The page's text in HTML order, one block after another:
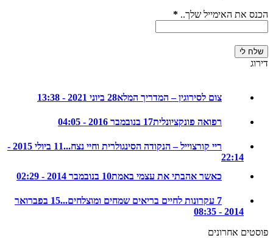
את האימייל שלך.. *
צום לסירוגין – המדריך המלא 28 ביוני 2021 - 13:38
רפואה פונקציונלית17 בנובמבר 2016 - 04:05
ריי קורצוייל – הנקודה הסינגולרית וחיי נצח...
11 ביולי 2015 -
כאשר אהבתי את עצמי באמת 10 בנובמבר 2014 - 02:29
15 בפברואר
אחרונים